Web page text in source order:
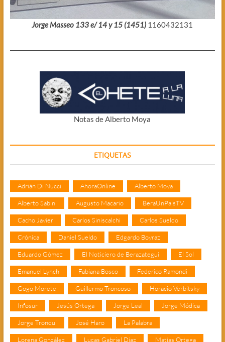
Jorge Masseo 133 e/ 14 y 15 (1451) 1160432131
Notas de Alberto Moya
ETIQUETAS
Adrián Di Nucci AhoraOnline Alberto Moya
Alberto Sabini Augusto Macario BeraUnPaisTV
Cacho Javier Carlos Siniscalchi Carlos Sueldo
Crónica Daniel Sueldo Edgardo Boyraz
Eduardo Gómez El Noticiero de Berazategui El Sol
Emanuel Lynch Fabiana Bosco Federico Ramondi
Gogo Morete Guillermo Troncoso Horacio Verbitsky
Infosur Jesús Ortega Jorge Leal Jorge Módica
Jorge Tronqui José Haro La Palabra
Lorena González Lucas Gabriel Díaz Matías Ortega